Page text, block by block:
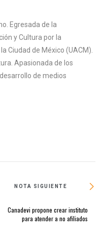
Egresada de la
y Cultura por la
Ciudad de México (UACM).
Apasionada de los
de medios
NOTA SIGUIENTE
Canadevi propone crear instituto
para atender a no afiliados